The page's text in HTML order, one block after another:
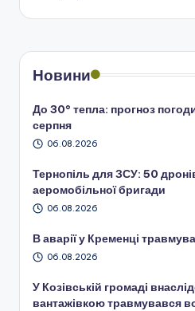
Новини
До 30° тепла: прогноз
серпня
06.08.2026
Тернопіль для ЗСУ: 50
аеромобільної бригади
06.08.2026
В аварії у Кременці
06.08.2026
У Козівській громаді
вантажівкою травмувався